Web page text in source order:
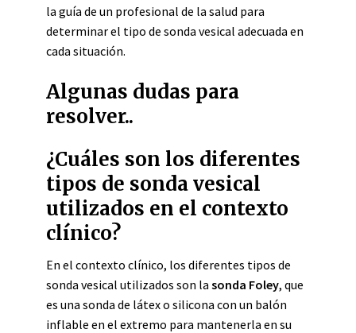
la guía de un profesional de la salud para
determinar el tipo de sonda vesical adecuada en
cada situación.
Algunas dudas para
resolver..
¿Cuáles son los diferentes
tipos de sonda vesical
utilizados en el contexto
clínico?
En el contexto clínico, los diferentes tipos de
sonda vesical utilizados son la sonda Foley, que
es una sonda de látex o silicona con un balón
inflable en el extremo para mantenerla en su